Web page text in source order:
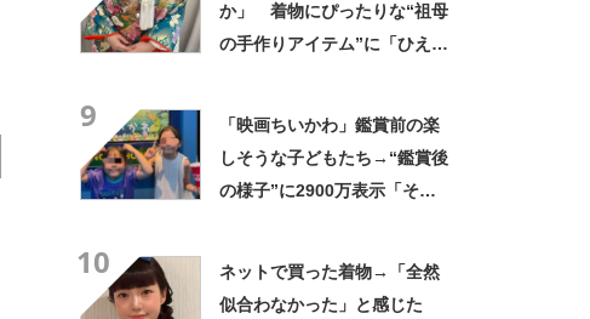
か」 着物にぴったりな“祖母
の手作りアイテム”に「ひえ
9
「映画ちいかわ」鑑賞前の楽
しそうな子どもたち→“鑑賞後
の様子”に2900万表示「そう
10
ネットで買った着物→「全然
似合わなかった」と感じた